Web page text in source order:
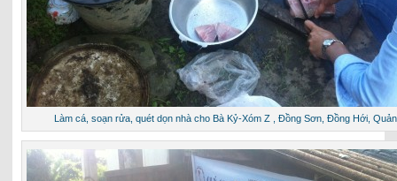
Làm cá, soạn rửa, quét dọn nhà cho Bà Kỷ-Xóm Z , Đồng Sơn, Đồng Hới,